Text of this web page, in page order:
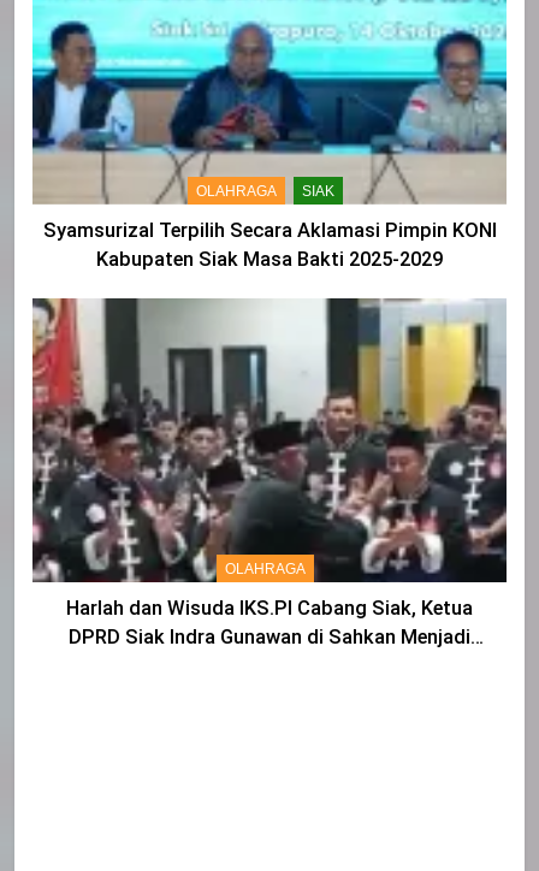
OLAHRAGA SIAK
Syamsurizal Terpilih Secara Aklamasi Pimpin KONI
Kabupaten Siak Masa Bakti 2025-2029
OLAHRAGA
Harlah dan Wisuda IKS.PI Cabang Siak, Ketua
DPRD Siak Indra Gunawan di Sahkan Menjadi